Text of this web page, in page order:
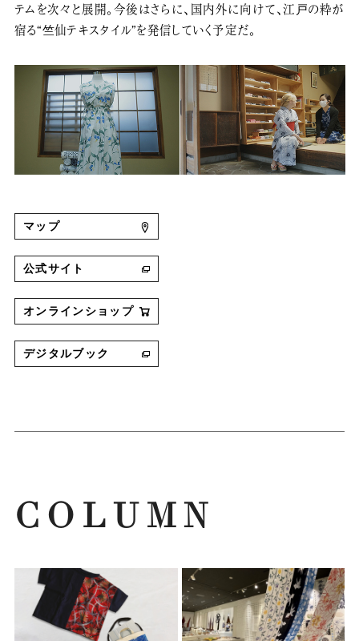
テムを次々と展開。今後はさらに、国内外に向けて、江戸の粋が
宿る“竺仙テキスタイル”を発信していく予定だ。
マップ
公式サイト
オンラインショップ
デジタルブック
COLUMN